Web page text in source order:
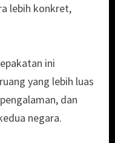
lebih konkret,
ini
yang lebih luas
dan
negara.